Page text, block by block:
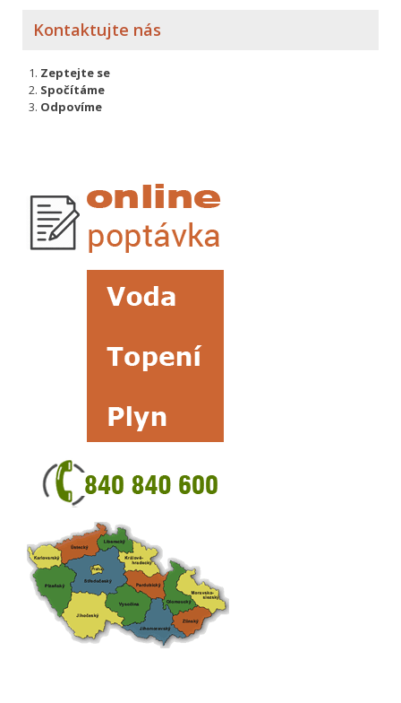
Kontaktujte nás
Zeptejte se
Spočítáme
Odpovíme